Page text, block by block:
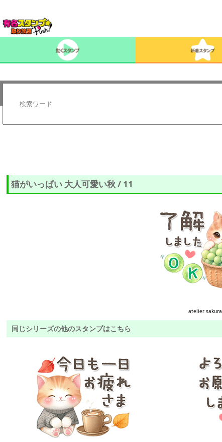
猫がいっぱい 大人可愛い秋 / 11
atelier sakura
同じシリーズの他のスタンプはこちら